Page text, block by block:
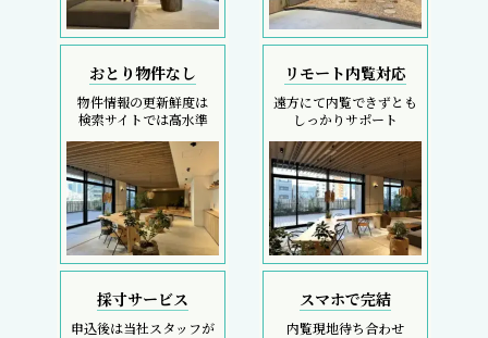
おとり物件なし
物件情報の更新鮮度は
検索サイトでは高水準
リモート内覧対応
遠方にて内覧できずとも
しっかりサポート
採寸サービス
申込後は当社スタッフが
スマホで完結
内覧現地待ち合わせ